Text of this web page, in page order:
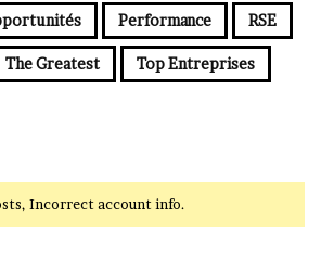
Performance RSE
The Greatest Top Entreprises
Incorrect account info.